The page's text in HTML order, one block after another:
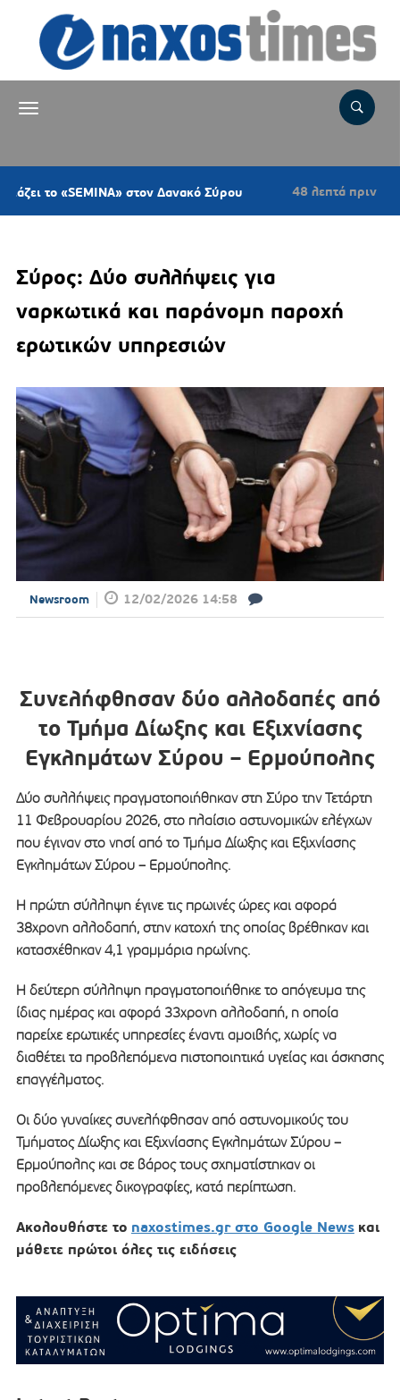
στον Δανακό Σύρου 48 λεπτά πριν Ψήφισμα
Σύρος: Δύο συλλήψεις για
ναρκωτικά και παράνομη παροχή
ερωτικών υπηρεσιών
Newsroom 12/02/2026 14:58
Συνελήφθησαν δύο αλλοδαπές από
το Τμήμα Δίωξης και Εξιχνίασης
Εγκλημάτων Σύρου – Ερμούπολης
Δύο συλλήψεις πραγματοποιήθηκαν στη Σύρο την Τετάρτη
11 Φεβρουαρίου 2026, στο πλαίσιο αστυνομικών ελέγχων
που έγιναν στο νησί από το Τμήμα Δίωξης και Εξιχνίασης
Εγκλημάτων Σύρου – Ερμούπολης.
Η πρώτη σύλληψη έγινε τις πρωινές ώρες και αφορά
38χρονη αλλοδαπή, στην κατοχή της οποίας βρέθηκαν και
κατασχέθηκαν 4,1 γραμμάρια ηρωίνης.
Η δεύτερη σύλληψη πραγματοποιήθηκε το απόγευμα της
ίδιας ημέρας και αφορά 33χρονη αλλοδαπή, η οποία
παρείχε ερωτικές υπηρεσίες έναντι αμοιβής, χωρίς να
διαθέτει τα προβλεπόμενα πιστοποιητικά υγείας και άσκησης
επαγγέλματος.
Οι δύο γυναίκες συνελήφθησαν από αστυνομικούς του
Τμήματος Δίωξης και Εξιχνίασης Εγκλημάτων Σύρου –
Ερμούπολης και σε βάρος τους σχηματίστηκαν οι
προβλεπόμενες δικογραφίες, κατά περίπτωση.
Ακολουθήστε το naxostimes.gr στο Google News και
μάθετε πρώτοι όλες τις ειδήσεις